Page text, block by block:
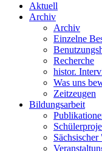
Aktuell
Archiv
Archiv
Einzelne
Recherche
histor.
Was uns
Zeitzeugen
Bildungsarbeit